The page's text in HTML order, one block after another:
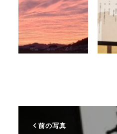
前の写真